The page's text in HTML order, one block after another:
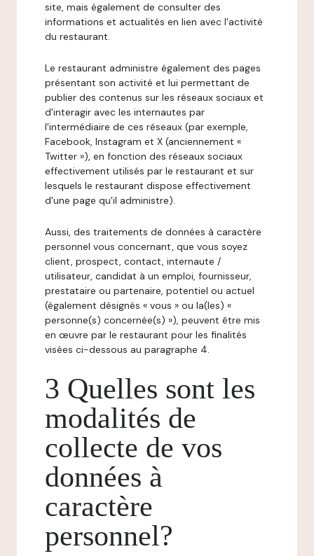
site, mais également de consulter des
informations et actualités en lien avec l'activité
du restaurant.
Le restaurant administre également des pages
présentant son activité et lui permettant de
publier des contenus sur les réseaux sociaux et
d'interagir avec les internautes par
l'intermédiaire de ces réseaux (par exemple,
Facebook, Instagram et X (anciennement «
Twitter »), en fonction des réseaux sociaux
effectivement utilisés par le restaurant et sur
lesquels le restaurant dispose effectivement
d'une page qu'il administre).
Aussi, des traitements de données à caractère
personnel vous concernant, que vous soyez
client, prospect, contact, internaute /
utilisateur, candidat à un emploi, fournisseur,
prestataire ou partenaire, potentiel ou actuel
(également désignés « vous » ou la(les) «
personne(s) concernée(s) »), peuvent être mis
en œuvre par le restaurant pour les finalités
visées ci-dessous au paragraphe 4.
3 Quelles sont les
modalités de
collecte de vos
données à
caractère
personnel?